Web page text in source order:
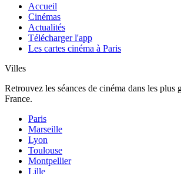
Accueil
Cinémas
Actualités
Télécharger l'app
Les cartes cinéma à Paris
Villes
Retrouvez les séances de cinéma dans les plus
France.
Paris
Marseille
Lyon
Toulouse
Montpellier
Lille